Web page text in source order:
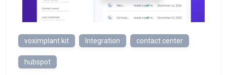
voximplant kit Integration contact center
hubspot